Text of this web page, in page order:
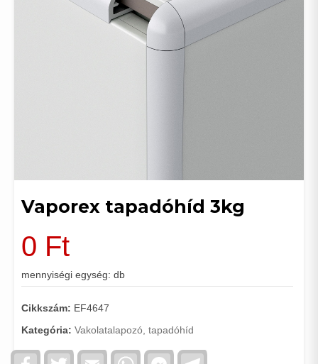
Vaporex tapadóhíd 3kg
0 Ft
mennyiségi egység: db
Cikkszám: EF4647
Kategória: Vakolatalapozó, tapadóhíd
FacebookTwitter Email WhatsAppFacebook